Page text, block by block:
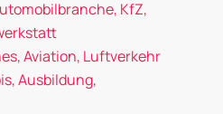
KfZ,
Aviation, Luftverkehr
Ausbildung,